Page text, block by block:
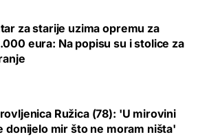
za starije uzima opremu za
eura: Na popisu su i stolice za
Ružica (78): 'U mirovini
donijelo mir što ne moram ništa'